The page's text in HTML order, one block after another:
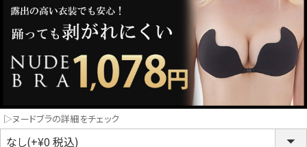
LINE連携でクーポンもらえる!!
同一商品まとめ買いキャンペーン
▷ヌードブラの詳細をチェック